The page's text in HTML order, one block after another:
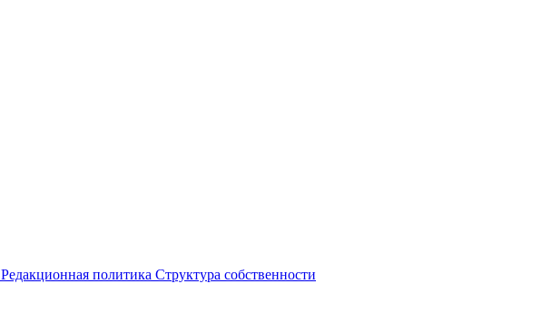
Редакционная политика Структура собственности